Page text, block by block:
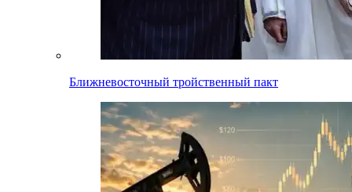
Ближневосточный тройственный пакт